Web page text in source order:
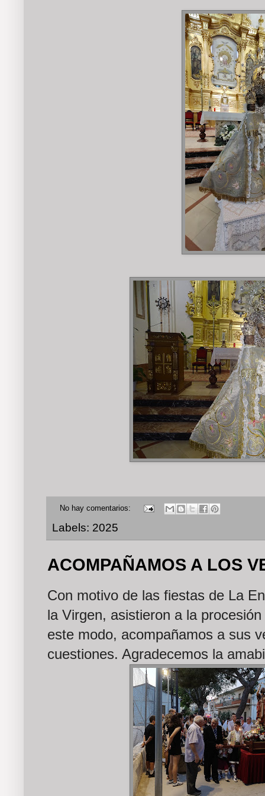
No hay comentarios:
Labels: 2025
ACOMPAÑAMOS A LOS
Con motivo de las fiestas de La
la Virgen, asistieron a la
este modo, acompañamos a sus
cuestiones. Agradecemos la